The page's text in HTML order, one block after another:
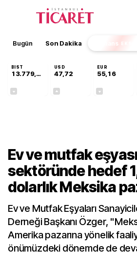
Bugün Son Dakika Finans
BIST
13.779,39
USD
47,72
EUR
55,16
Ev ve mutfak
sektöründe hedef
dolarlık Meksika
Ev ve Mutfak Eşyaları
Derneği Başkanı Özger,
Amerika pazarına yönelik
önümüzdeki dönemde de